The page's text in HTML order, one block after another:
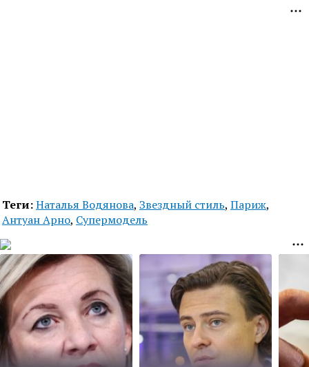
Теги:Наталья Водянова, Звездный стиль, Париж,
Антуан Арно, Супермодель